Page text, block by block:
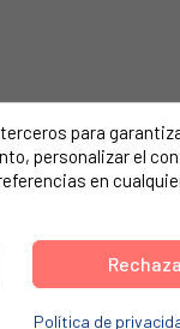
para
personalizar el
en
Política de